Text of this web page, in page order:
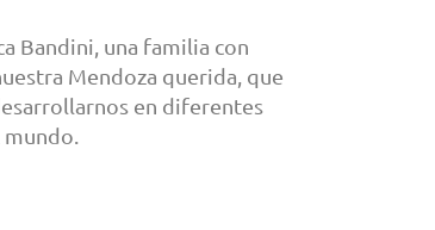
Bandini, una familia con
Mendoza querida, que
en diferentes